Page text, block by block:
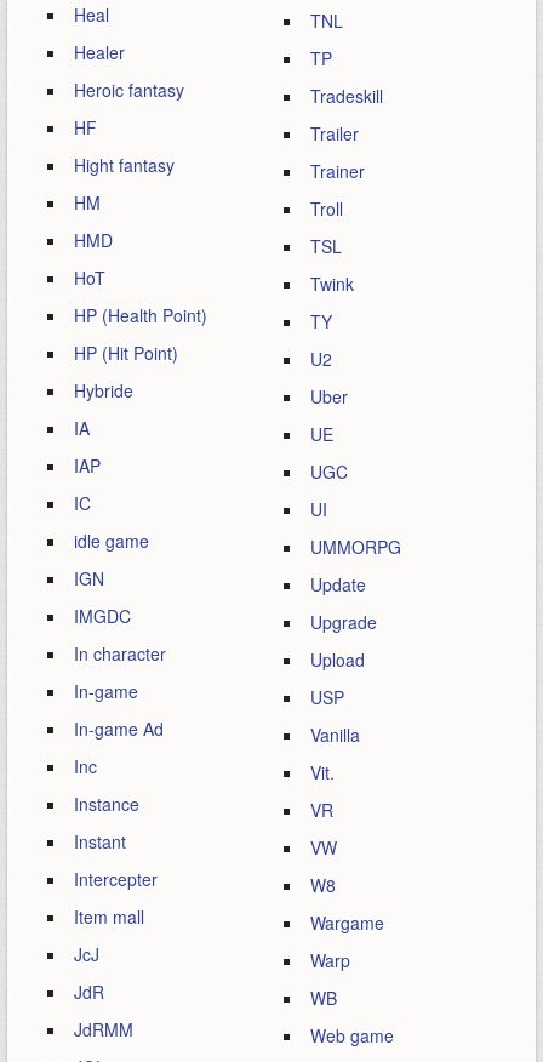
Heal
Healer
Heroic fantasy
HF
Hight fantasy
HM
HMD
HoT
HP (Health Point)
HP (Hit Point)
Hybride
IA
IAP
IC
idle game
IGN
IMGDC
In character
In-game
In-game Ad
Inc
Instance
Instant
Intercepter
Item mall
JcJ
JdR
JdRMM
TNL
TP
Tradeskill
Trailer
Trainer
Troll
TSL
Twink
TY
U2
Uber
UE
UGC
UI
UMMORPG
Update
Upgrade
Upload
USP
Vanilla
Vit.
VR
VW
W8
Wargame
Warp
WB
Web game